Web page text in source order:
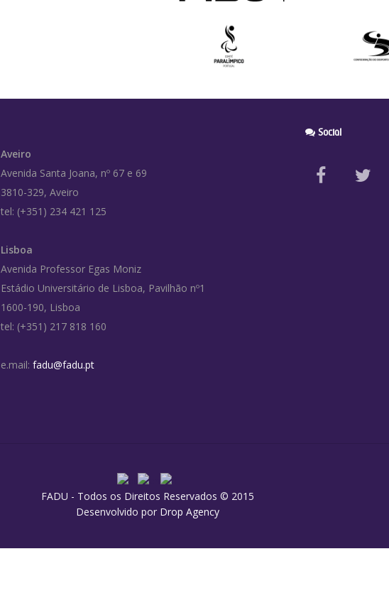
Aveiro
Avenida Santa Joana, nº 67 e 69
3810-329, Aveiro
tel: (+351) 234 421 125
Lisboa
Avenida Professor Egas Moniz
Estádio Universitário de Lisboa, Pavilhão nº1
1600-190, Lisboa
tel: (+351) 217 818 160
e.mail: fadu@fadu.pt
Social
FADU - Todos os Direitos Reservados © 2015
Desenvolvido por Drop Agency